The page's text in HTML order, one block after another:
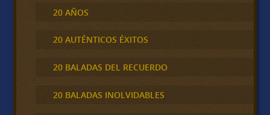
20 AÑOS
20 AUTÉNTICOS ÉXITOS
20 BALADAS DEL RECUERDO
20 BALADAS INOLVIDABLES